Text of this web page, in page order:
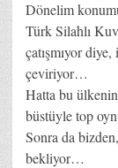
Dönelim
Türk Silahlı
çatışmıyor
çeviriyor…
Hatta bu
büstüyle top
Sonra da
bekliyor…